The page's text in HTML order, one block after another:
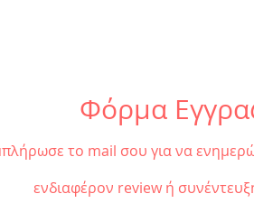
Φόρμα
το mail σου για να
ενδιαφέρον review ή